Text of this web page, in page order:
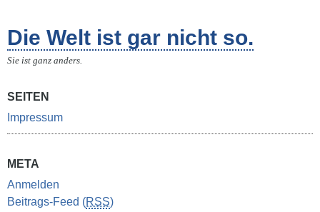
Die Welt ist gar nicht so.
Sie ist ganz anders.
SEITEN
Impressum
META
Anmelden
Beitrags-Feed (RSS)